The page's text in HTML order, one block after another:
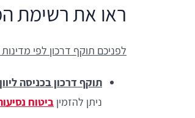
ראו את רשימת
לפניכם תוקף דרכון לפי
תוקף דרכון בכניסה
ניתן להזמין ביטוח